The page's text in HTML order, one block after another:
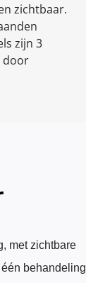
zichtbaar.
zijn 3
door
met zichtbare
behandeling